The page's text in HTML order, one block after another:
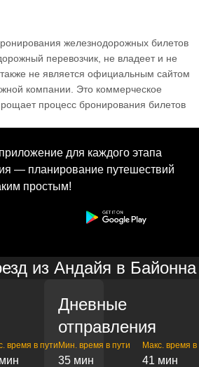
железнодорожных билетов
перевозчик, не владеет и не
также не является официальным сайтом
компании. Это коммерческое
процесс бронирования билетов
для каждого этапа
— планирование путешествий
простым!
из Андайя в Байонна
время в пути
Дневные
отправления
Мин. время в пути
35 мин
Макс. время в
41 мин